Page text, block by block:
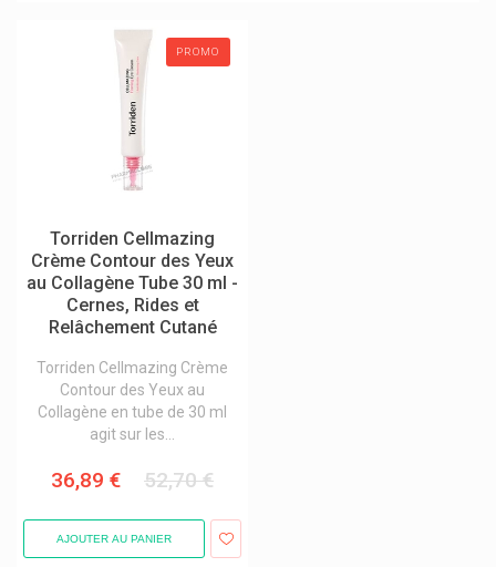
PROMO
Torriden Cellmazing
Crème Contour des Yeux
au Collagène Tube 30 ml -
Cernes, Rides et
Relâchement Cutané
Torriden Cellmazing Crème
Contour des Yeux au
Collagène en tube de 30 ml
agit sur les...
36,89 € 52,70 €
AJOUTER AU PANIER